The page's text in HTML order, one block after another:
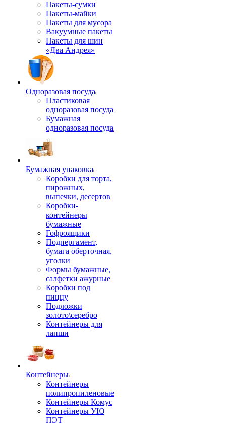
Пакеты-сумки
Пакеты-майки
Пакеты для мусора
Вакуумные пакеты
Пакеты для шин
«Два Андрея»
Одноразовая посуда
Пластиковая
одноразовая посуда
Бумажная
одноразовая посуда
Бумажная упаковка
Коробки для торта,
пирожных,
выпечки, десертов
Коробки-
контейнеры
бумажные
Гофроящики
Подпергамент,
бумага оберточная,
уголки
Формы бумажные,
салфетки ажурные
Коробки под
пиццу
Подложки
золото\серебро
Контейнеры для
лапши
Контейнеры
Контейнеры
полипропиленовые
Контейнеры Комус
Контейнеры УЮ
ПЭТ